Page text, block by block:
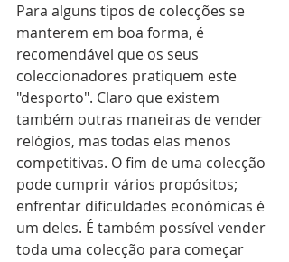
Para alguns tipos de colecções se
manterem em boa forma, é
recomendável que os seus
coleccionadores pratiquem este
"desporto". Claro que existem
também outras maneiras de vender
relógios, mas todas elas menos
competitivas. O fim de uma colecção
pode cumprir vários propósitos;
enfrentar dificuldades económicas é
um deles. É também possível vender
toda uma colecção para começar